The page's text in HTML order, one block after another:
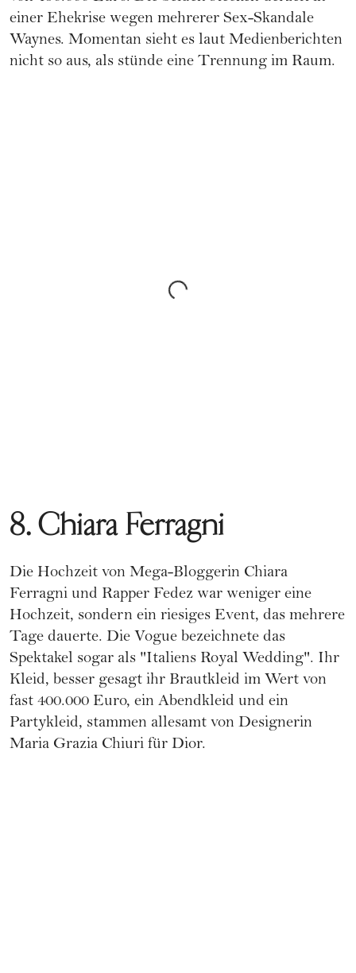
einer Ehekrise wegen mehrerer Sex-Skandale
Waynes. Momentan sieht es laut Medienberichten
nicht so aus, als stünde eine Trennung im Raum.
8. Chiara Ferragni
Die Hochzeit von Mega-Bloggerin Chiara
Ferragni und Rapper Fedez war weniger eine
Hochzeit, sondern ein riesiges Event, das mehrere
Tage dauerte. Die Vogue bezeichnete das
Spektakel sogar als "Italiens Royal Wedding". Ihr
Kleid, besser gesagt ihr Brautkleid im Wert von
fast 400.000 Euro, ein Abendkleid und ein
Partykleid, stammen allesamt von Designerin
Maria Grazia Chiuri für Dior.